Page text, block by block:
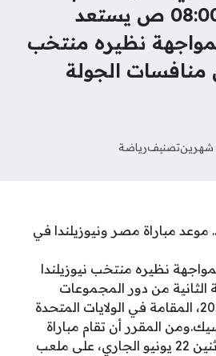
16/06/2026 08:00 ص يستعد
نظيره منتخب
منافسات الجولة
شهرينتصنيفرياضة
موعد مباراة مصر ونيوزيلندا في
نظيره منتخب نيوزيلندا
من دور المجموعات
ببطولة كأس العالم 2026، المقامة في الولايات المتحدة
المقرر أن تقام مباراة
مصر ونيوزيلندا يوم الاثنين 22 يونيو الجاري، على ملعب